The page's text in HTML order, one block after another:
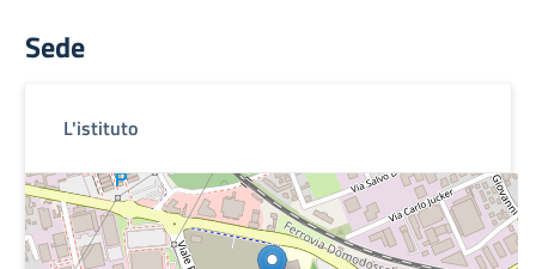
Sede
L'istituto